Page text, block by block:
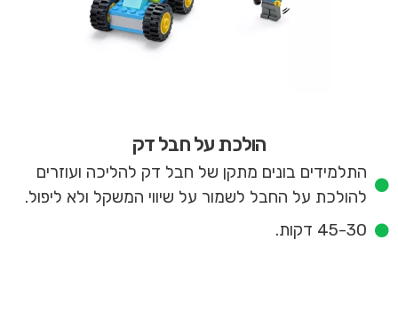
הולכת על חבל דק
התלמידים בונים מתקן של חבל דק להליכה ועוזרים
להולכת על החבל לשמור על שיווי המשקל ולא ליפול.
45-30 דקות.